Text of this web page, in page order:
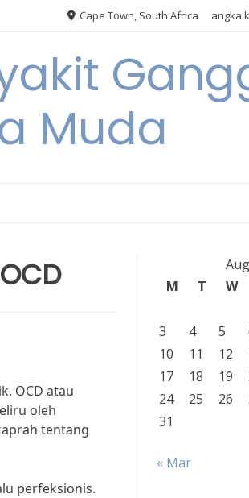
Cape Town, South Africa angka
Muda
OCD atau
oleh
tentang
perfeksionis.
M
T W
3
4 5
10
11 12
17
18 19
24
25 26
31
« Mar